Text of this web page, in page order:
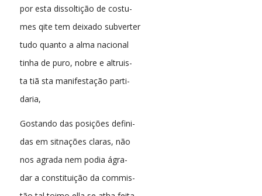
por esta dissoltição de costu-
mes qite tem deixado subverter
tudo quanto a alma nacional
tinha de puro, nobre e altruis-
ta tiã sta manifestação parti-
daria,
Gostando das posições defini-
das em sitnações claras, não
nos agrada nem podia ágra-
dar a constituição da commis-